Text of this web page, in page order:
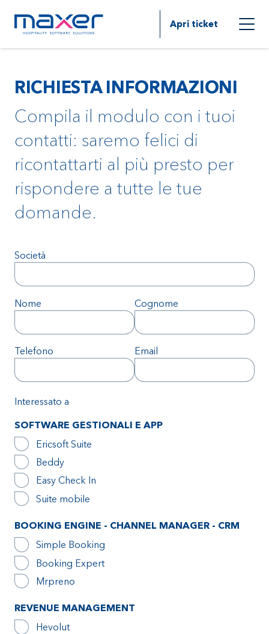
Apri ticket
RICHIESTA INFORMAZIONI
Compila il modulo con i tuoi
contatti: saremo felici di
ricontattarti al più presto per
rispondere a tutte le tue
domande.
Società
Nome Cognome
Telefono Email
Interessato a
SOFTWARE GESTIONALI E APP
Ericsoft Suite
Beddy
Easy Check In
Suite mobile
BOOKING ENGINE - CHANNEL MANAGER - CRM
Simple Booking
Booking Expert
Mrpreno
REVENUE MANAGEMENT
Hevolut